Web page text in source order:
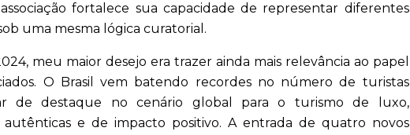
fortalece sua capacidade de representar diferentes
uma mesma lógica curatorial.
meu maior desejo era trazer ainda mais relevância ao papel
O Brasil vem batendo recordes no número de turistas
de destaque no cenário global para o turismo de luxo,
e de impacto positivo. A entrada de quatro novos